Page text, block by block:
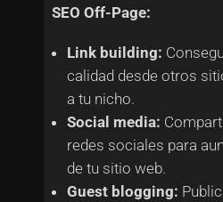
SEO Off-Page:
Link building:
calidad desde otros
a tu nicho.
Social media:
redes sociales para
de tu sitio web.
Guest blogging: